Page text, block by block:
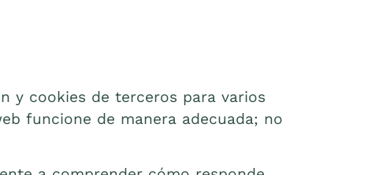
y cookies de terceros para varios
funcione de manera adecuada; no